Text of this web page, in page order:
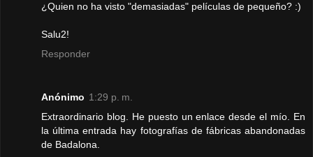
¿Quien no ha visto "demasiadas" películas de pequeño? :)
Salu2!
Responder
Anónimo 1:29 p. m.
Extraordinario blog. He puesto un enlace desde el mío. En
la última entrada hay fotografías de fábricas abandonadas
de Badalona.